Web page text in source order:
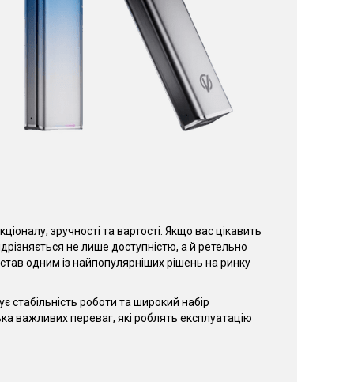
зручності та вартості. Якщо вас цікавить
не лише доступністю, а й ретельно
одним із найпопулярніших рішень на ринку
стабільність роботи та широкий набір
важливих переваг, які роблять експлуатацію